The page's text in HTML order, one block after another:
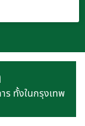
ร ทั้งในกรุงเทพ